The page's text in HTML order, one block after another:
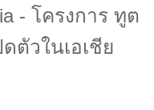
- โครงการ ทูต
ตัวในเอเชีย